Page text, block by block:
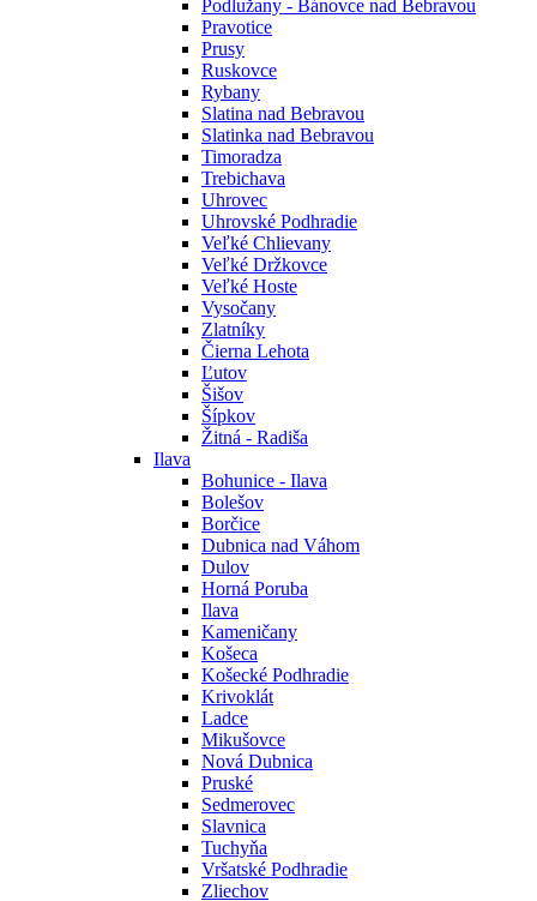
Podlužany - Bánovce nad Bebravou
Pravotice
Prusy
Ruskovce
Rybany
Slatina nad Bebravou
Slatinka nad Bebravou
Timoradza
Trebichava
Uhrovec
Uhrovské Podhradie
Veľké Chlievany
Veľké Držkovce
Veľké Hoste
Vysočany
Zlatníky
Čierna Lehota
Ľutov
Šišov
Šípkov
Žitná - Radiša
Ilava
Bohunice - Ilava
Bolešov
Borčice
Dubnica nad Váhom
Dulov
Horná Poruba
Ilava
Kameničany
Košeca
Košecké Podhradie
Krivoklát
Ladce
Mikušovce
Nová Dubnica
Pruské
Sedmerovec
Slavnica
Tuchyňa
Vršatské Podhradie
Zliechov